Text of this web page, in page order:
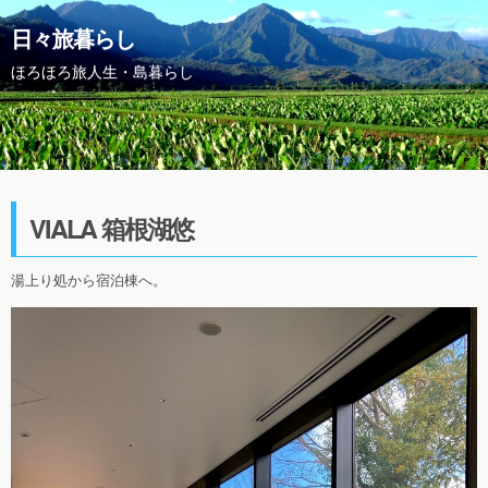
日々旅暮らし
ほろほろ旅人生・島暮らし
VIALA 箱根湖悠
湯上り処から宿泊棟へ。